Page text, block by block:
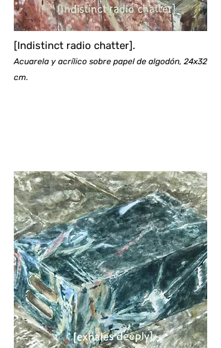
[Indistinct radio chatter].
Acuarela y acrílico sobre papel de algodón, 24x32
cm.